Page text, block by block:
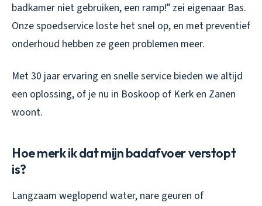
badkamer niet gebruiken, een ramp!” zei eigenaar Bas.
Onze spoedservice loste het snel op, en met preventief
onderhoud hebben ze geen problemen meer.
Met 30 jaar ervaring en snelle service bieden we altijd
een oplossing, of je nu in Boskoop of Kerk en Zanen
woont.
Hoe merk ik dat mijn badafvoer verstopt
is?
Langzaam weglopend water, nare geuren of